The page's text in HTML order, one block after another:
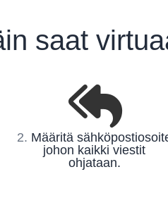
saat
2. Määritä
johon kaikki viestit
ohjataan.